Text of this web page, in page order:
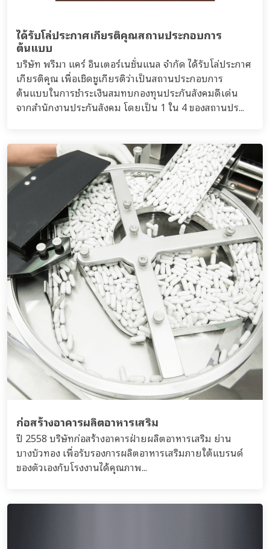
ได้รับโล่ประกาศเกียรติคุณสถานประกอบการ
ต้นแบบ
บริษัท พรีมา แคร์ อินเตอร์เนชั่นแนล จำกัด ได้รับโล่ประกาศ
เกียรติคุณ เพื่อเชิดชูเกียรติว่าเป็นสถานประกอบการ
ต้นแบบในการชำระเงินสมทบกองทุนประกันสังคมดีเด่น
จากสำนักงานประกันสังคม โดยเป็น 1 ใน 4 ของสถานปร...
ก่อสร้างอาคารผลิตอาหารเสริม
ปี 2558 บริษัทก่อสร้างอาคารฝ่ายผลิตอาหารเสริม ย่าน
บางบัวทอง เพื่อรับรองการผลิตอาหารเสริมภายใต้แบรนด์
ของตัวเองกับโรงงานได้คุณภาพ...